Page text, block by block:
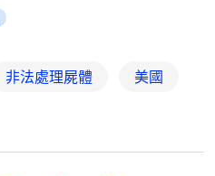
非法處理屍體 美國